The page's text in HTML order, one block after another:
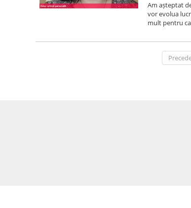
Am așteptat
vor evolua
mult pentru